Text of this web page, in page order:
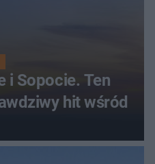
i Sopocie. Ten
hit wśród